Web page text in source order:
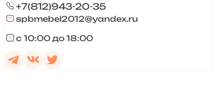
+7(812)943-20-35
spbmebel2012@yandex.ru
с 10:00 до 18:00